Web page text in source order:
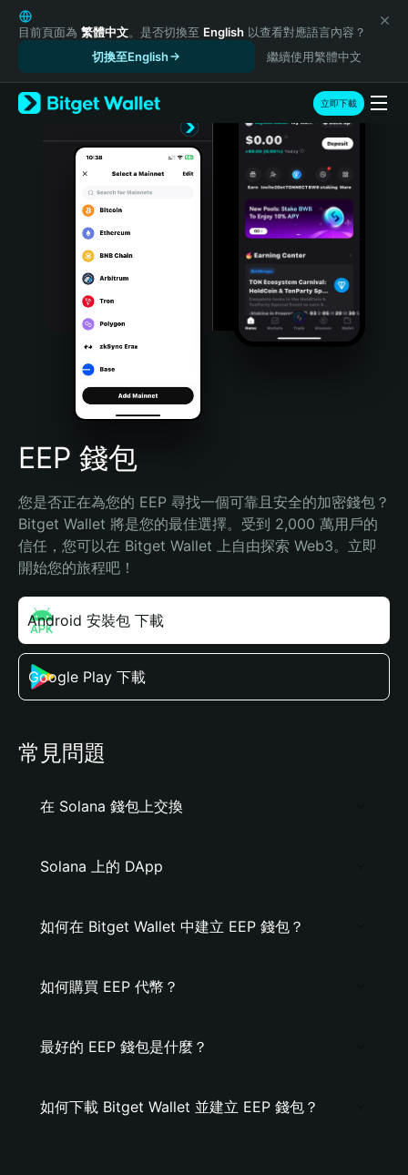
English
日本語
Русский
Español (Latinoamérica)
Türkçe
Português (Portugal)
Bahasa Indonesia
Português (Brasil)
Español (Argentina)
目前頁面為 繁體中文。是否切換至 English 以查看對應語言內容？
切換至English
繼續使用繁體中文
立即下載
EEP 錢包
您是否正在為您的 EEP 尋找一個可靠且安全的加密錢包？
Bitget Wallet 將是您的最佳選擇。受到 2,000 萬用戶的
信任，您可以在 Bitget Wallet 上自由探索 Web3。立即
開始您的旅程吧！
Android 安裝包 下載
Google Play 下載
常見問題
在 Solana 錢包上交換
Solana 上的 DApp
如何在 Bitget Wallet 中建立 EEP 錢包？
如何購買 EEP 代幣？
最好的 EEP 錢包是什麼？
如何下載 Bitget Wallet 並建立 EEP 錢包？